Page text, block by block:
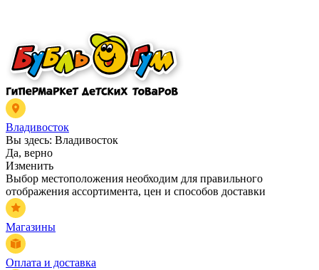
Владивосток
Вы здесь: Владивосток
Да, верно
Изменить
Выбор местоположения необходим для правильного
отображения ассортимента, цен и способов доставки
Магазины
Оплата и доставка